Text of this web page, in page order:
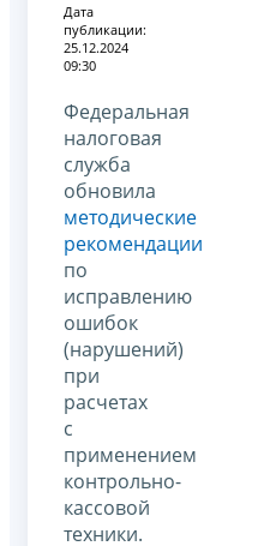
Дата
публикации:
25.12.2024
09:30
Федеральная
налоговая
служба
обновила
методические
рекомендации
по
исправлению
ошибок
(нарушений)
при
расчетах
с
применением
контрольно-
кассовой
техники.